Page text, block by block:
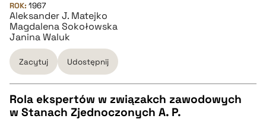
pobierz cytat
ROK: 1967
Aleksander J. Matejko
Magdalena Sokołowska
Janina Waluk
Zacytuj Udostępnij
Rola ekspertów w związakch zawodowych
w Stanach Zjednoczonych A. P.